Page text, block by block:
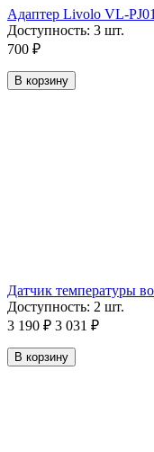
Адаптер Livolo VL-
Доступность: 3 шт.
700 ₽
В корзину
Датчик температуры
Доступность: 2 шт.
3 190 ₽ 3 031 ₽
В корзину